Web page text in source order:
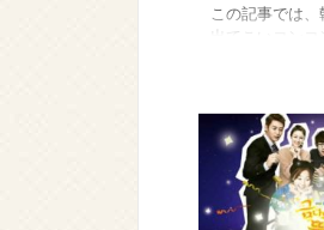
この記事では、
出てこいコン
高視聴率22.7
ン・ジヘが露
族を養う貧乏
ゴージャス女
になりました。